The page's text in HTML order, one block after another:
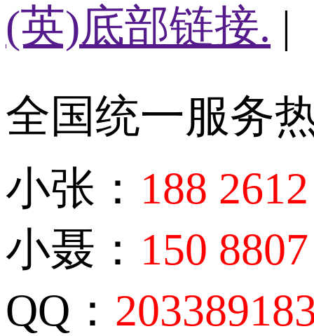
(英)底部链接. |
全国统一服务
小张： 188
小聂： 150
QQ：